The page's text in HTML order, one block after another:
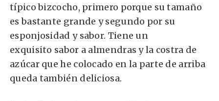
típico bizcocho, primero porque su tamaño
es bastante grande y segundo por su
esponjosidad y sabor. Tiene un
exquisito sabor a almendras y la costra de
azúcar que he colocado en la parte de arriba
queda también deliciosa.